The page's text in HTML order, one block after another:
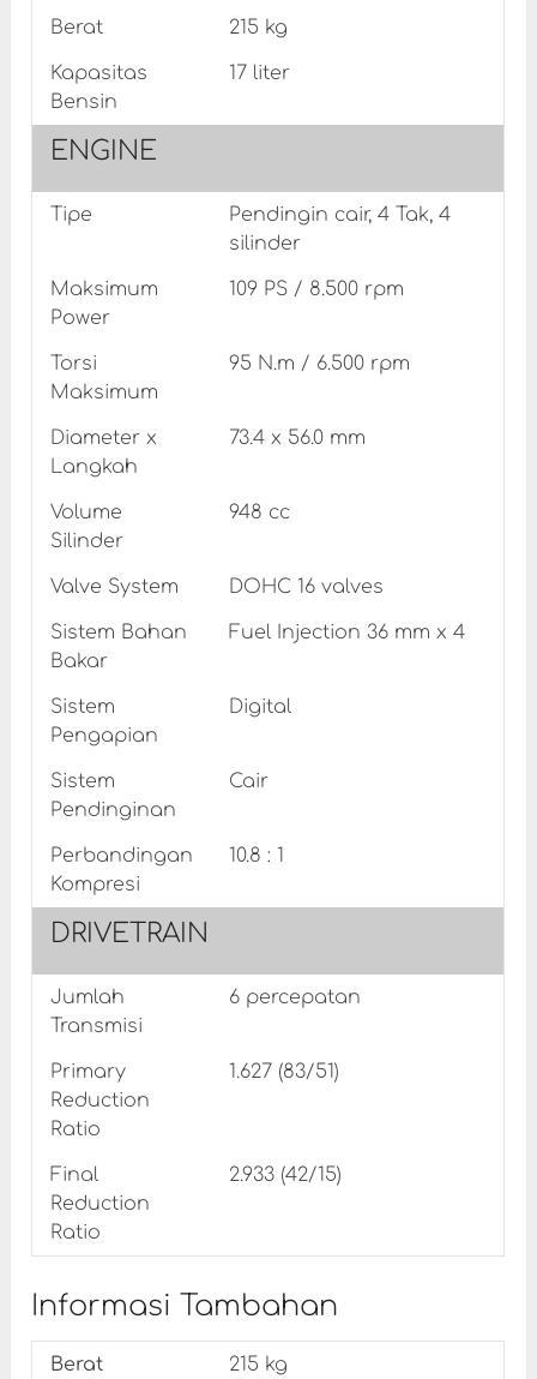
Berat 215 kg
Kapasitas
Bensin
17 liter
ENGINE
Tipe
Pendingin cair, 4 Tak, 4
silinder
Maksimum
Power
109 PS / 8.500 rpm
Torsi
Maksimum
95 N.m / 6.500 rpm
Diameter x
Langkah
73.4 x 56.0 mm
Volume
Silinder
948 cc
Valve System DOHC 16 valves
Sistem Bahan
Bakar
Fuel Injection 36 mm x 4
Sistem
Pengapian
Digital
Sistem
Pendinginan
Cair
Perbandingan
Kompresi
10.8 : 1
DRIVETRAIN
Jumlah
Transmisi
6 percepatan
Primary
Reduction
Ratio
1.627 (83/51)
Final
Reduction
Ratio
2.933 (42/15)
Informasi Tambahan
Berat 215 kg